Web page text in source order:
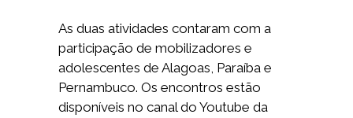
As duas atividades contaram com a
participação de mobilizadores e
adolescentes de Alagoas, Paraíba e
Pernambuco. Os encontros estão
disponíveis no canal do Youtube da